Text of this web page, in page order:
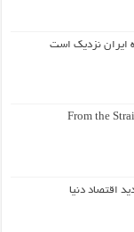
ایران نزدیک است
From the
اقتصاد دنیا